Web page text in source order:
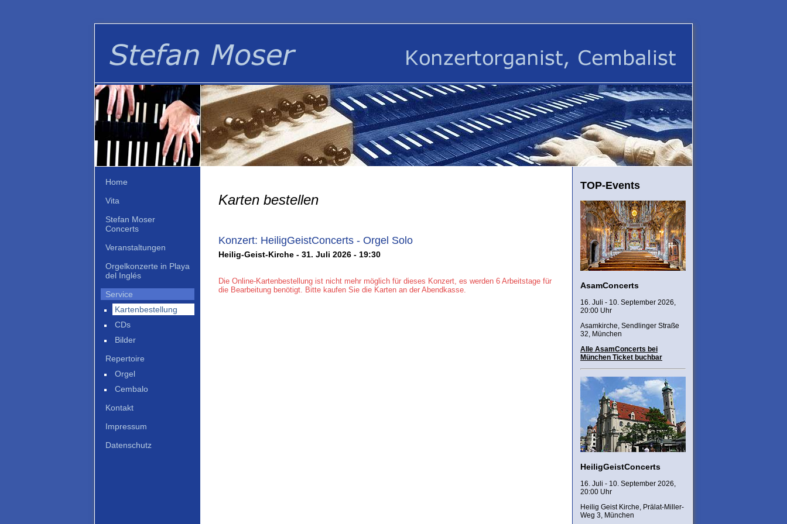
Karten bestellen
Konzert: HeiligGeistConcerts - Orgel Solo
Heilig-Geist-Kirche - 31. Juli 2026 - 19:30
Die Online-Kartenbestellung ist nicht mehr möglich für dieses Konzert, es werden 6 Arbeitstage für
die Bearbeitung benötigt. Bitte kaufen Sie die Karten an der Abendkasse.
TOP-Events
AsamConcerts
16. Juli - 10. September 2026,
20:00 Uhr
Asamkirche, Sendlinger Straße
32, München
Alle AsamConcerts bei
München Ticket buchbar
HeiligGeistConcerts
16. Juli - 10. September 2026,
20:00 Uhr
Heilig Geist Kirche, Prälat-Miller-
Weg 3, München
Home
Vita
Stefan Moser
Concerts
Veranstaltungen
Orgelkonzerte in Playa
del Inglés
Service
Kartenbestellung
CDs
Bilder
Repertoire
Orgel
Cembalo
Kontakt
Impressum
Datenschutz